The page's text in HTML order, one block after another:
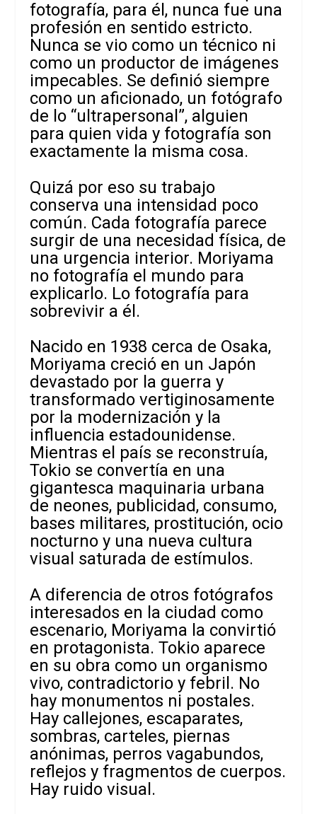
fotografía, para él, nunca fue una
profesión en sentido estricto.
Nunca se vio como un técnico ni
como un productor de imágenes
impecables. Se definió siempre
como un aficionado, un fotógrafo
de lo “ultrapersonal”, alguien
para quien vida y fotografía son
exactamente la misma cosa.
Quizá por eso su trabajo
conserva una intensidad poco
común. Cada fotografía parece
surgir de una necesidad física, de
una urgencia interior. Moriyama
no fotografía el mundo para
explicarlo. Lo fotografía para
sobrevivir a él.
Nacido en 1938 cerca de Osaka,
Moriyama creció en un Japón
devastado por la guerra y
transformado vertiginosamente
por la modernización y la
influencia estadounidense.
Mientras el país se reconstruía,
Tokio se convertía en una
gigantesca maquinaria urbana
de neones, publicidad, consumo,
bases militares, prostitución, ocio
nocturno y una nueva cultura
visual saturada de estímulos.
A diferencia de otros fotógrafos
interesados en la ciudad como
escenario, Moriyama la convirtió
en protagonista. Tokio aparece
en su obra como un organismo
vivo, contradictorio y febril. No
hay monumentos ni postales.
Hay callejones, escaparates,
sombras, carteles, piernas
anónimas, perros vagabundos,
reflejos y fragmentos de cuerpos.
Hay ruido visual.